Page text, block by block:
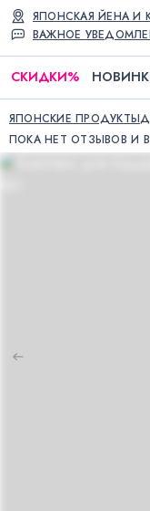
ВАЖНОЕ
ЯПОНСКАЯ ЙЕНА И
СКИДКИ%
ЯПОНСКИЕ ПРОДУКТЫ
ПОКА НЕТ ОТЗЫВОВ И